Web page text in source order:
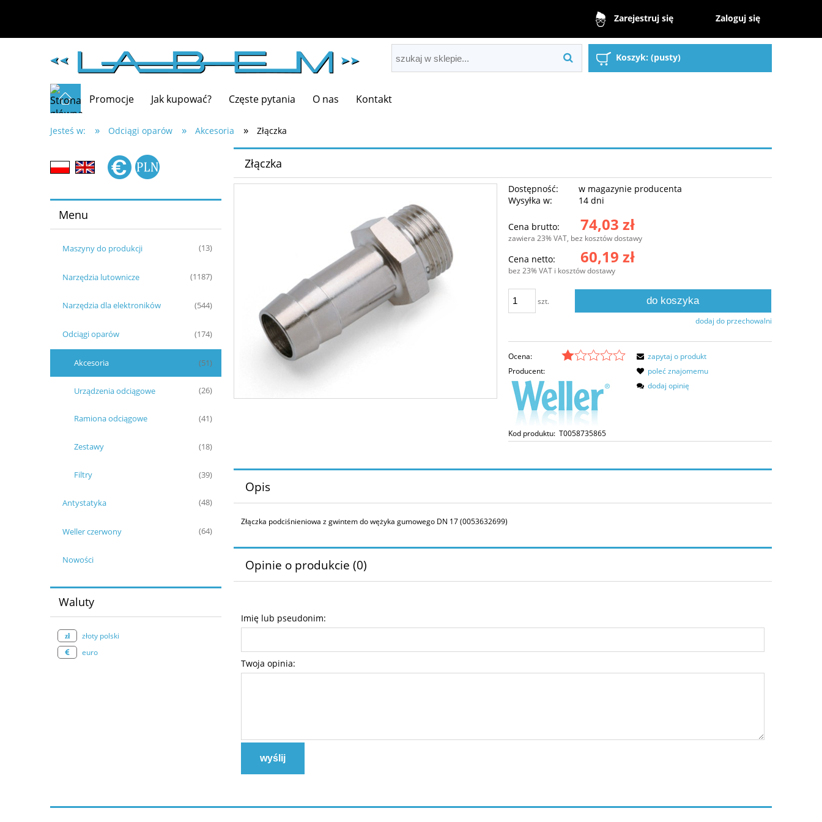
Zarejestruj się Zaloguj się
Koszyk: (pusty)
Promocje Jak kupować? Częste pytania O nas Kontakt
Jesteś w: » Odciągi oparów » Akcesoria » Złączka
Menu
Maszyny do produkcji (13)
Narzędzia lutownicze (1187)
Narzędzia dla elektroników (544)
Odciągi oparów (174)
Akcesoria (51)
Urządzenia odciągowe (26)
Ramiona odciągowe (41)
Zestawy (18)
Filtry (39)
Antystatyka (48)
Weller czerwony (64)
Nowości
Waluty
złoty polski
euro
Złączka
Dostępność:
w magazynie producenta
Wysyłka w:
14 dni
Cena brutto: 74,03 zł
zawiera 23% VAT, bez kosztów dostawy
Cena netto: 60,19 zł
bez 23% VAT i kosztów dostawy
szt. do koszyka
dodaj do przechowalni
Ocena:
Producent:
Kod produktu: T0058735865
zapytaj o produkt
poleć znajomemu
dodaj opinię
Opis
Złączka podciśnieniowa z gwintem do wężyka gumowego DN 17 (0053632699)
Opinie o produkcie (0)
Imię lub pseudonim:
Twoja opinia:
wyślij